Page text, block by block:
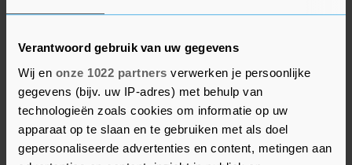
Verantwoord gebruik van uw gegevens
Wij en onze 1022 partners verwerken je persoonlijke
gegevens (bijv. uw IP-adres) met behulp van
technologieën zoals cookies om informatie op uw
apparaat op te slaan en te gebruiken met als doel
gepersonaliseerde advertenties en content, metingen aan